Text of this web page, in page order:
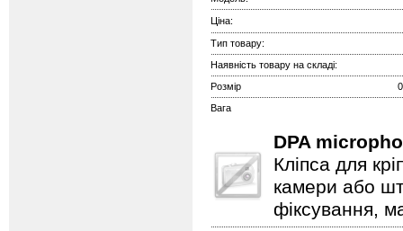
Ціна:
Тип товару:
Наявність товару на складі:
Розмір
Вага
DPA
Кліпса для
камери або
фіксування,